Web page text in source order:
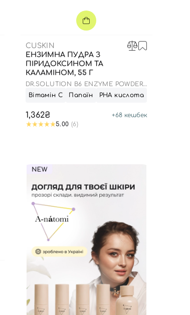
CUSKIN
ЕНЗИМНА ПУДРА З
ПІРИДОКСИНОМ ТА
КАЛАМІНОМ, 55 Г
DR.SOLUTION B6 ENZYME POWDER
WASH
Вітамін С Папаїн РНА кислота
1,362₴ +68кешбек
5.00 (6)